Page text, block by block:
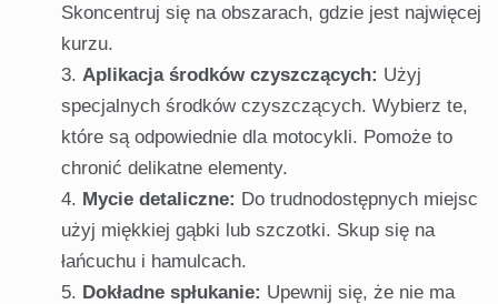
Skoncentruj się na obszarach, gdzie jest najwięcej
kurzu.
Aplikacja środków czyszczących: Użyj
specjalnych środków czyszczących. Wybierz te,
które są odpowiednie dla motocykli. Pomoże to
chronić delikatne elementy.
Mycie detaliczne: Do trudnodostępnych miejsc
użyj miękkiej gąbki lub szczotki. Skup się na
łańcuchu i hamulcach.
Dokładne spłukanie: Upewnij się, że nie ma